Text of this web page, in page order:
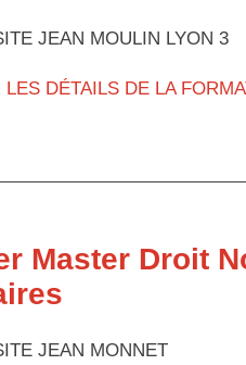
JEAN MOULIN LYON 3
LES DÉTAILS DE LA
Master Droit
JEAN MONNET